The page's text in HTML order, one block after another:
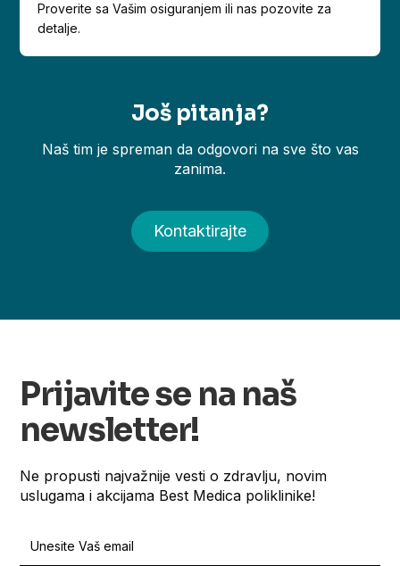
Proverite sa Vašim osiguranjem ili nas pozovite za
detalje.
Još pitanja?
Naš tim je spreman da odgovori na sve što vas
zanima.
Kontaktirajte
Prijavite se na naš
newsletter!
Ne propusti najvažnije vesti o zdravlju, novim
uslugama i akcijama Best Medica poliklinike!